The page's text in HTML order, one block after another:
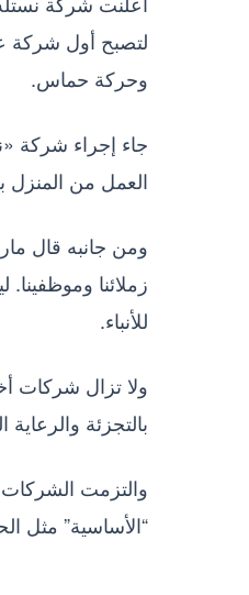
لتصبح أول شركة
وحركة حماس.
جاء إجراء شركة
العمل من المنزل
ومن جانبه قال
زملائنا
للأنباء.
ولا تزال شركات
بالتجزئة
والتزمت الشركات
“الأساسية” مثل